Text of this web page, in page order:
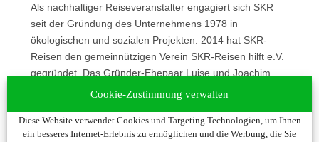
Cookie-Zustimmung verwalten
Diese Website verwendet Cookies und Targeting Technologien, um Ihnen
ein besseres Internet-Erlebnis zu ermöglichen und die Werbung, die Sie
Als nachhaltiger Reiseveranstalter engagiert sich SKR
seit der Gründung des Unternehmens 1978 in
ökologischen und sozialen Projekten. 2014 hat SKR-
Reisen den gemeinnützigen Verein SKR-Reisen hilft e.V.
gegründet. Das Gründer-Ehepaar Luise und Joachim
Müller wollte den Menschen helfen, die zwar Hilfe
den Senegal ging es um genau die Themen, die auch
heute noch aktuell sind: Alternative Einnahmequellen